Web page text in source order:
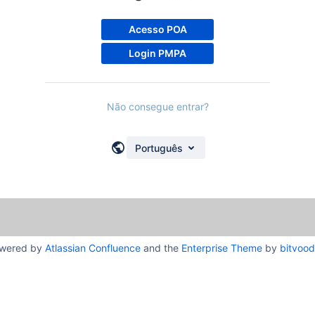
Acesso POA
Login PMPA
Não consegue entrar?
Português
by Atlassian Confluenceand the Enterprise Themeby